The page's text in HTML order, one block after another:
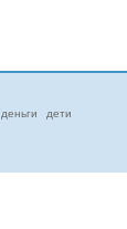
деньги
дети